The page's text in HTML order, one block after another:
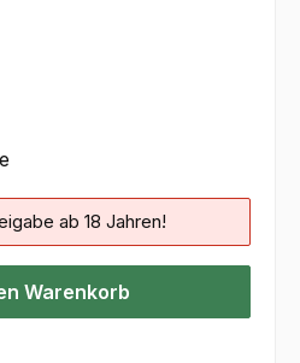
ab 18 Jahren!
Warenkorb